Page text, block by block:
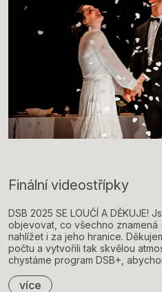
Finální videostřípky
DSB 2025 SE LOUČÍ A DĚKUJE!
objevovat, co všechno znamená
nahlížet i za jeho hranice.
počtu a vytvořili tak skvělou
chystáme program DSB+,
více